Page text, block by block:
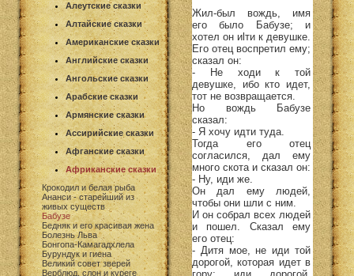
Алеутские сказки
Алтайские сказки
Американские сказки
Английские сказки
Ангольские сказки
Арабские сказки
Армянские сказки
Ассирийские сказки
Афганские сказки
Африканские сказки
Крокодил и белая рыба
Ананси - старейший из
живых существ
Бабузе
Бедняк и его красивая жена
Болезнь Льва
Бонгопа-Камагадхлела
Бурундук и гиена
Великий совет зверей
Верблюд, слон и куреге
Жил-был вождь, имя
его было Бабузе; и
хотел он иlти к девушке.
Его отец воспретил ему;
сказал он:
- Не ходи к той
девушке, ибо кто идет,
тот не возвращается.
Но вождь Бабузе
сказал:
- Я хочу идти туда.
Тогда его отец
согласился, дал ему
много скота и сказал он:
- Ну, иди же.
Он дал ему людей,
чтобы они шли с ним.
И он собрал всех людей
и пошел. Сказал ему
его отец:
- Дитя мое, не иди той
дорогой, которая идет в